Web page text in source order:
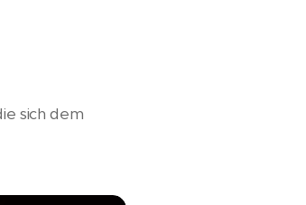
sich dem